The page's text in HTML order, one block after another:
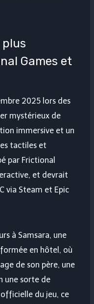
plus
Games et
2025 lors des
mystérieux de
immersive et un
tactiles et
par Frictional
et devrait
via Steam et Epic
à Samsara, une
en hôtel, où
de son père, une
une sorte de
du jeu, ce